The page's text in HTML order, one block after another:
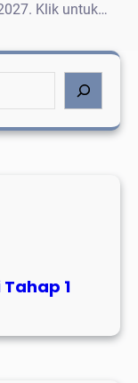
Klik untuk…
1